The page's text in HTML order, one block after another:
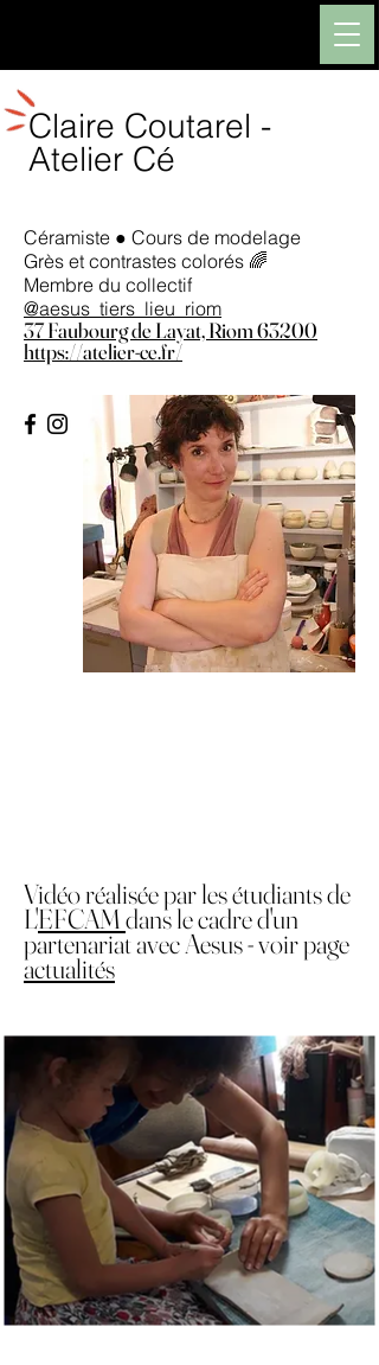
Claire Coutarel -
Atelier Cé
Céramiste ● Cours de modelage
Grès et contrastes colorés 🌈
Membre du collectif
@aesus_tiers_lieu_riom
37 Faubourg de Layat, Riom 63200
https://atelier-ce.fr/
Vidéo réalisée par les étudiants de
L'EFCAMdans le cadre d'un
partenariat avec Aesus - voir page
actualités